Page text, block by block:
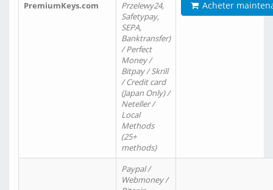
PremiumKeys.com
Przelewy24,
Safetypay,
SEPA,
Banktransfer)
/ Perfect
Money /
Bitpay / Skrill
/ Credit card
(Japan Only) /
Neteller /
Local
Methods
(25+
methods)
Acheter
Paypal /
Webmoney /